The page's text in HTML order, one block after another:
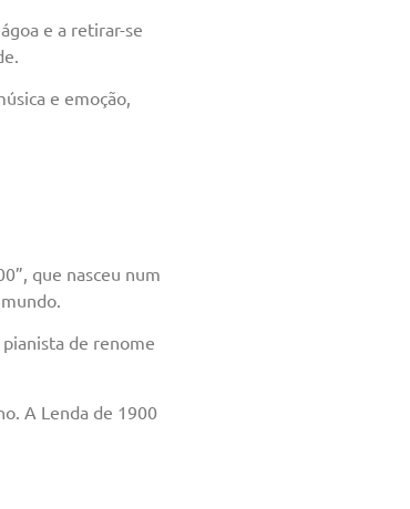
e a retirar-se
e emoção,
que nasceu num
de renome
A Lenda de 1900